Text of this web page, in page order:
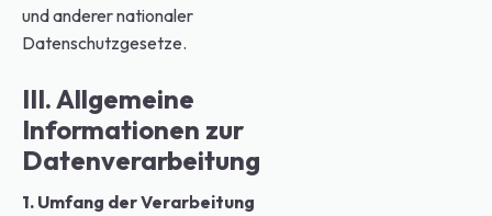
und anderer nationaler
Datenschutzgesetze.
III. Allgemeine
Informationen zur
Datenverarbeitung
1. Umfang der Verarbeitung